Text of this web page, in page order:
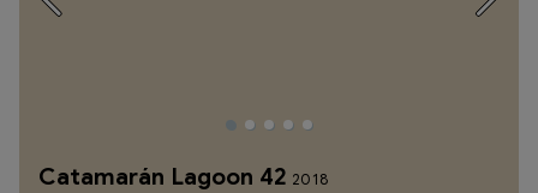
Catamarán Lagoon 42 2018